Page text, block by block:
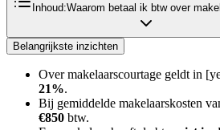
Inhoud:Waarom betaal ik btw over
Belangrijkste inzichten
Over makelaarscourtage geldt in
21%.
Bij gemiddelde makelaarskosten
€850 btw.